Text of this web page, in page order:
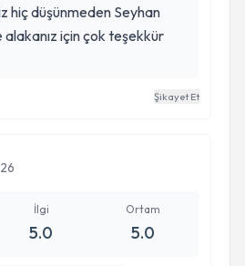
hiç düşünmeden Seyhan
için çok teşekkür
Şikayet Et
İlgi
5.0
Ortam
5.0